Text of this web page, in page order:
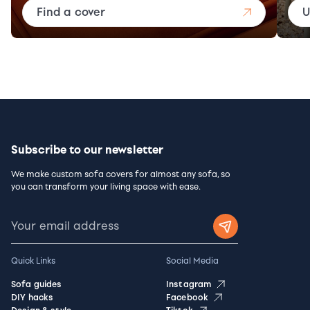
Find a cover
Subscribe to our newsletter
We make custom sofa covers for almost any sofa, so
you can transform your living space with ease.
Quick Links
Sofa guides
DIY hacks
Social Media
Instagram
Facebook